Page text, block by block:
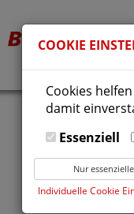
COOKIE
Cookies
damit
Essenziell
Nur
Individuelle Cookie